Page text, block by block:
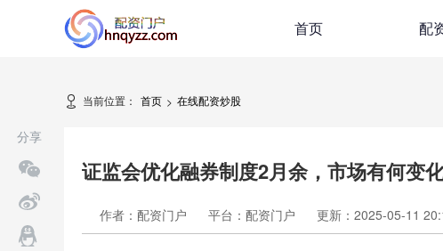
首页 配
当前位置： 首页 > 在线配资炒股
证监会优化融券制度2月余，市场有何变
作者：配资门户 平台：配资门户 更新：2025-05-11
分享